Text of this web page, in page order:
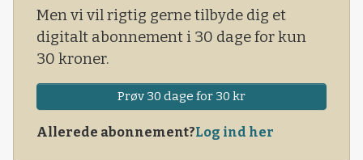
Men vi vil rigtig gerne tilbyde dig et
digitalt abonnement i 30 dage for kun
30 kroner.
Prøv 30 dage for 30 kr
Allerede abonnement?Log ind her